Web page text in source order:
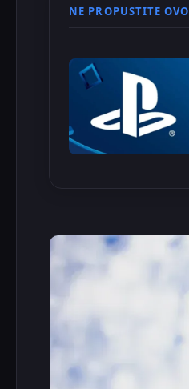
NE PROPUSTITE OVO